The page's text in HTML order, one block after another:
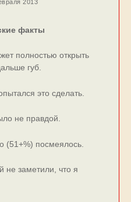
2013
факты
полностью открыть
губ.
это сделать.
не правдой.
(51+%) посмеялось.
не заметили, что я